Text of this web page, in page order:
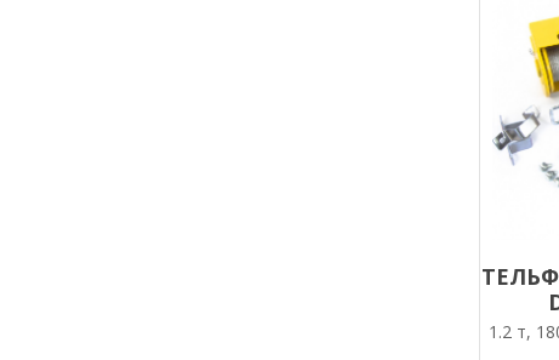
1.2 т,